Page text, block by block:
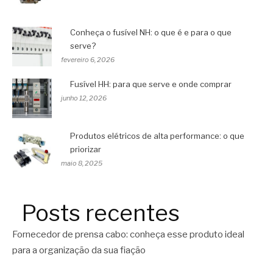
Conheça o fusível NH: o que é e para o que
serve?
fevereiro 6, 2026
Fusível HH: para que serve e onde comprar
junho 12, 2026
Produtos elétricos de alta performance: o que
priorizar
maio 8, 2025
Posts recentes
Fornecedor de prensa cabo: conheça esse produto ideal
para a organização da sua fiação